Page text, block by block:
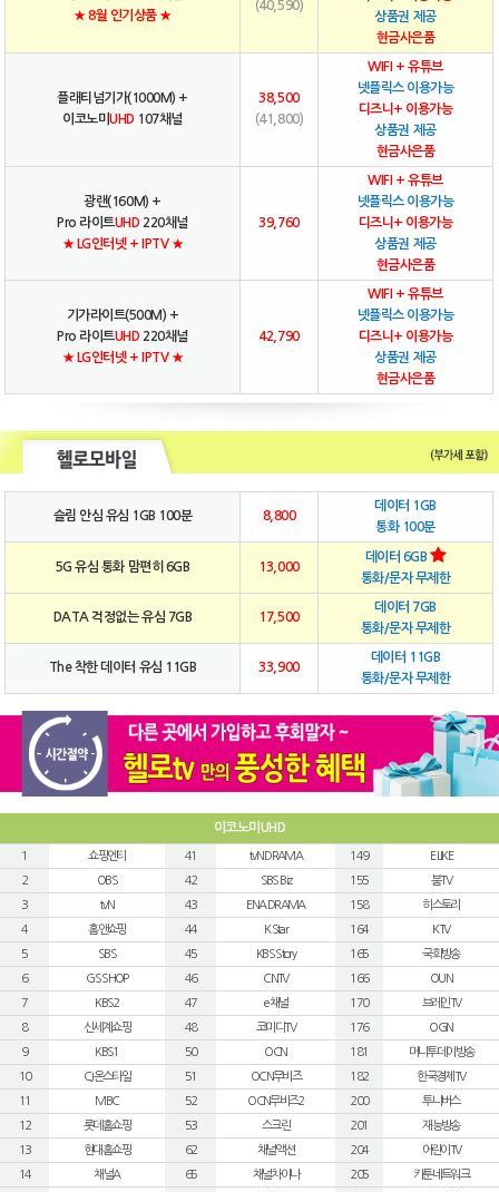
★ 8월 인기상품 ★
(40,590)
상품권 제공
현금사은품
플래티넘기가(1000M) +
이코노미UHD 107채널
38,500
(41,800)
WIFI + 유튜브
넷플릭스 이용가능
디즈니+ 이용가능
상품권 제공
현금사은품
광랜(160M) +
Pro 라이트UHD 220채널
★ LG인터넷 + IPTV ★
39,760
WIFI + 유튜브
넷플릭스 이용가능
디즈니+ 이용가능
상품권 제공
현금사은품
기가라이트(500M) +
Pro 라이트UHD 220채널
★ LG인터넷 + IPTV ★
42,790
WIFI + 유튜브
넷플릭스 이용가능
디즈니+ 이용가능
상품권 제공
현금사은품
슬림 안심 유심 1GB 100분 8,800
데이터 1GB
통화 100분
5G 유심 통화 맘편히 6GB 13,000
데이터 6GB
통화/문자 무제한
DATA 걱정없는 유심 7GB 17,500
데이터 7GB
통화/문자 무제한
The 착한 데이터 유심 11GB 33,900
데이터 11GB
통화/문자 무제한
이코노미UHD
1
쇼핑엔티
2
OBS
3
tvN
4
홈앤쇼핑
5
SBS
6
GS SHOP
7
KBS2
8
신세계쇼핑
9
KBS1
10
CJ온스타일
11
MBC
12
롯데홈쇼핑
13
현대홈쇼핑
14
채널A
41
tvN DRAMA
42
SBS Biz
43
ENA DRAMA
44
K Star
45
KBS Story
46
CNTV
47
e채널
48
코미디TV
50
OCN
51
OCN무비즈
52
OCN무비즈2
53
스크린
62
채널액션
65
채널차이나
149
E LIKE
155
붐TV
158
히스토리
164
KTV
165
국회방송
166
OUN
170
브레인TV
176
OGN
181
머니투데이방송
182
한국경제TV
200
투니버스
201
재능방송
204
어린이TV
205
카툰네트워크